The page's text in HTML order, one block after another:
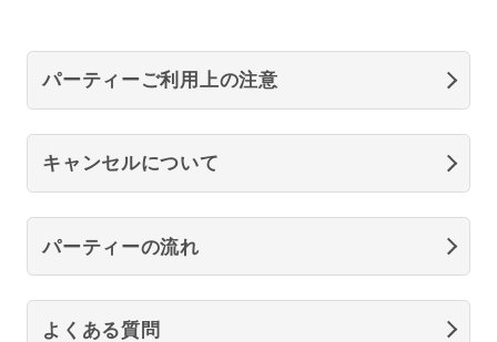
パーティーご利用上の注意
キャンセルについて
パーティーの流れ
よくある質問